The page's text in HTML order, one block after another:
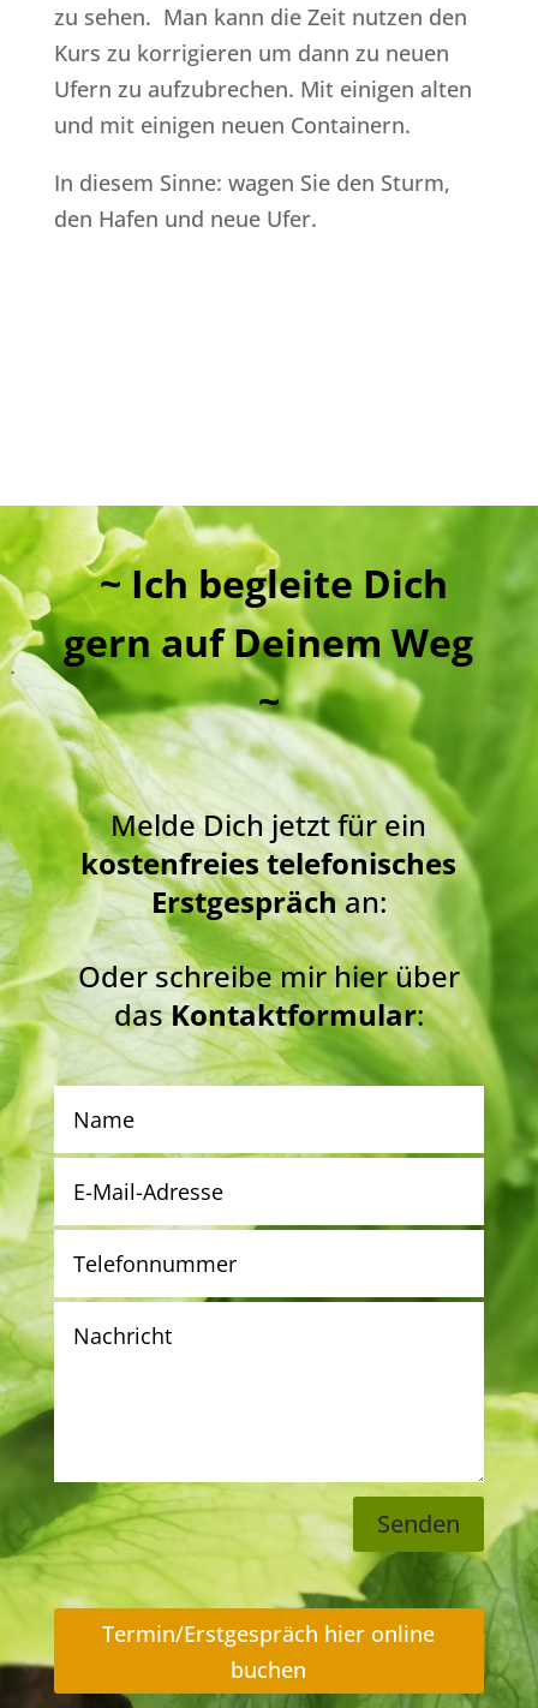
zu sehen. Man kann die Zeit nutzen den
Kurs zu korrigieren um dann zu neuen
Ufern zu aufzubrechen. Mit einigen alten
und mit einigen neuen Containern.
In diesem Sinne: wagen Sie den Sturm,
den Hafen und neue Ufer.
~ Ich begleite Dich
gern auf Deinem Weg
~
Melde Dich jetzt für ein
kostenfreies telefonisches
Erstgesprächan:
Oder schreibe mir hier über
dasKontaktformular:
Senden
Termin/Erstgespräch hier online
buchen